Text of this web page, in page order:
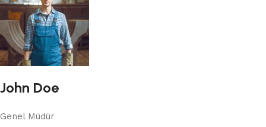
John Doe
Genel Müdür